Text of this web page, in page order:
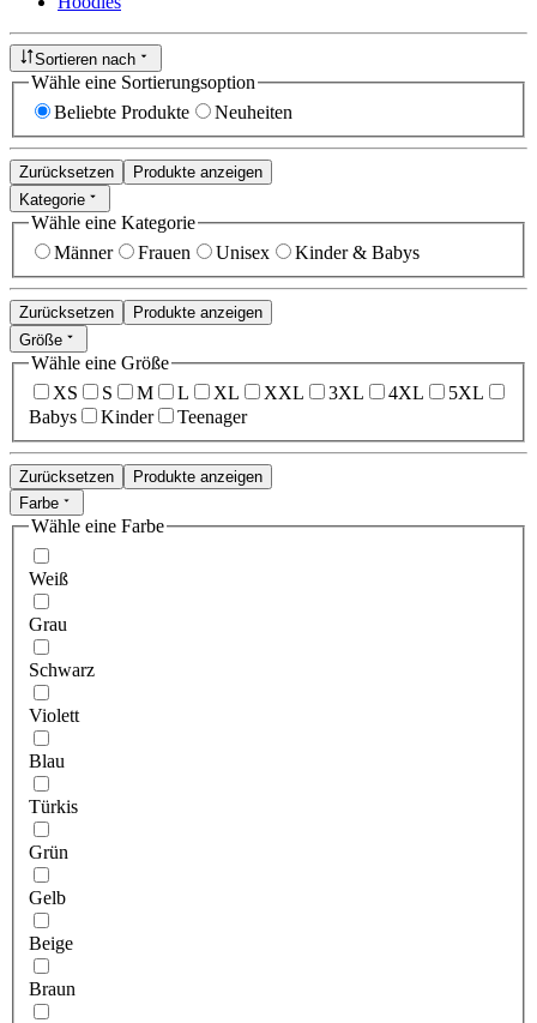
Sortieren nach
Wähle eine Sortierungsoption
Beliebte Produkte
Neuheiten
Zurücksetzen
Produkte anzeigen
Kategorie
Wähle eine Kategorie
Männer
Frauen Unisex Kinder & Babys
Zurücksetzen
Produkte anzeigen
Größe
Wähle eine Größe
XS
S M L XL XXL 3XL 4XL
5XL
Babys
Kinder Teenager
Zurücksetzen
Produkte anzeigen
Farbe
Wähle eine Farbe
Weiß
Grau
Schwarz
Violett
Blau
Türkis
Grün
Gelb
Beige
Braun